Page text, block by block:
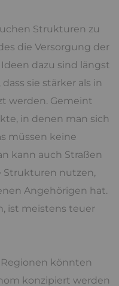
Strukturen zu
die Versorgung der
dazu sind längst
sie stärker als in
werden. Gemeint
in denen man sich
müssen keine
kann auch Straßen
Strukturen nutzen,
Angehörigen hat.
ist meistens teuer
Regionen könnten
konzipiert werden